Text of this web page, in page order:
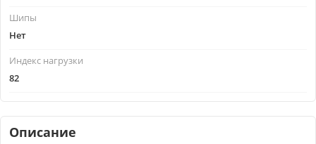
Шипы
Нет
Индекс нагрузки
82
Описание